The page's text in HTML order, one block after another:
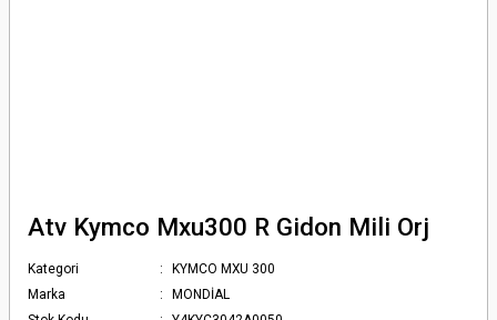
Atv Kymco Mxu300 R Gidon Mili Orj
Kategori
KYMCO MXU 300
Marka
MONDİAL